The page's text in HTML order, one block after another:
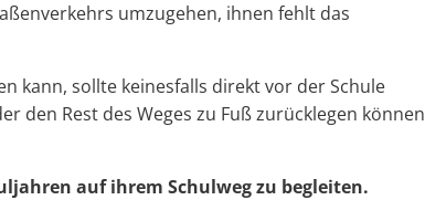
umzugehen, ihnen fehlt das
kann, sollte keinesfalls direkt vor der Schule
den Rest des Weges zu Fuß zurücklegen können
auf ihrem Schulweg zu begleiten.